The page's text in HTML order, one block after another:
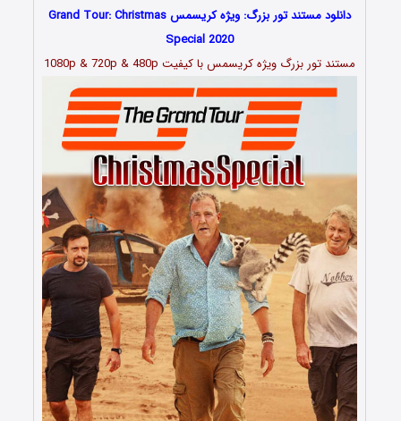
دانلود مستند تور بزرگ: ویژه کریسمس Grand Tour: Christmas
Special 2020
مستند تور بزرگ ویژه کریسمس با کیفیت 1080p & 720p & 480p